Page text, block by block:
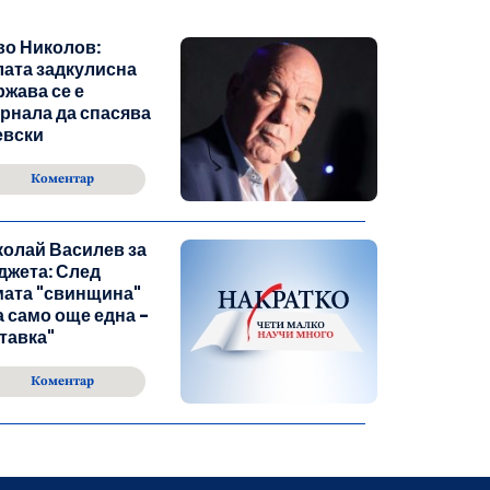
Николов:
задкулисна
се е
да спасява
Коментар
Василев за
След
"свинщина"
само още една -
Коментар